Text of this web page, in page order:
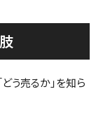
う売るか」を知ら